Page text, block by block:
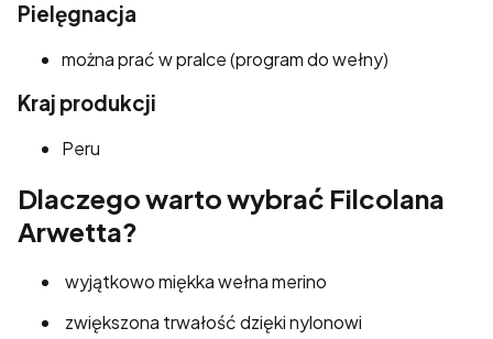
Pielęgnacja
można prać w pralce (program do wełny)
Kraj produkcji
Peru
Dlaczego warto wybrać Filcolana
Arwetta?
wyjątkowo miękka wełna merino
zwiększona trwałość dzięki nylonowi